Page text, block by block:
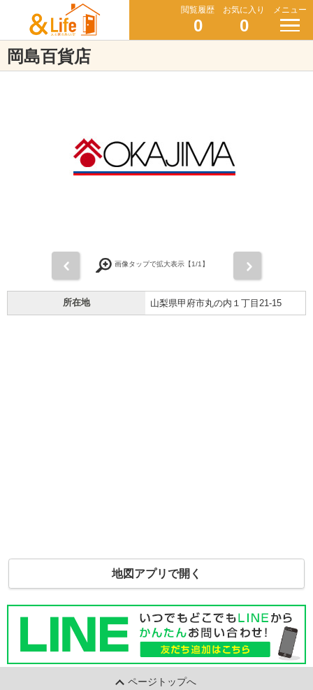
閲覧履歴
0
お気に入り
0
メニュー
岡島百貨店
画像タップで拡大表示【1/1】
所在地 山梨県甲府市丸の内１丁目21-15
地図アプリで開く
ページトップへ